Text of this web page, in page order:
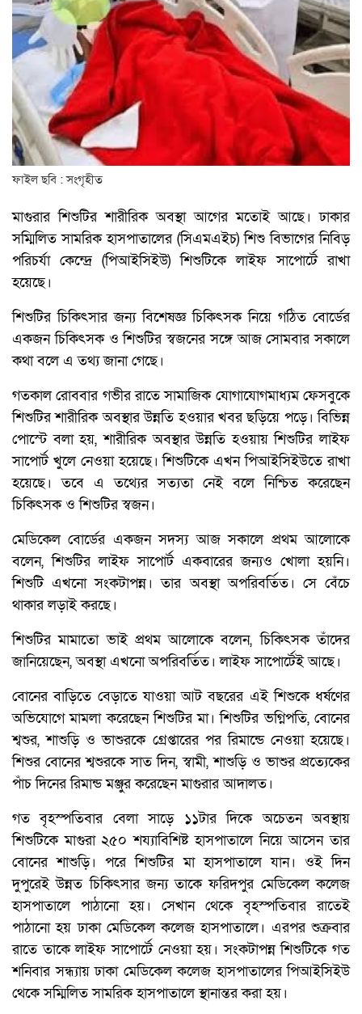
ফাইল ছবি : সংগৃহীত
মাগুরার শিশুটির শারীরিক অবস্থা আগের মতোই আছে। ঢাকার
সম্মিলিত সামরিক হাসপাতালের (সিএমএইচ) শিশু বিভাগের নিবিড়
পরিচর্যা কেন্দ্রে (পিআইসিইউ) শিশুটিকে লাইফ সাপোর্টে রাখা
হয়েছে।
শিশুটির চিকিৎসার জন্য বিশেষজ্ঞ চিকিৎসক নিয়ে গঠিত বোর্ডের
একজন চিকিৎসক ও শিশুটির স্বজনের সঙ্গে আজ সোমবার সকালে
কথা বলে এ তথ্য জানা গেছে।
গতকাল রোববার গভীর রাতে সামাজিক যোগাযোগমাধ্যম ফেসবুকে
শিশুটির শারীরিক অবস্থার উন্নতি হওয়ার খবর ছড়িয়ে পড়ে। বিভিন্ন
পোস্টে বলা হয়, শারীরিক অবস্থার উন্নতি হওয়ায় শিশুটির লাইফ
সাপোর্ট খুলে নেওয়া হয়েছে। শিশুটিকে এখন পিআইসিইউতে রাখা
হয়েছে। তবে এ তথ্যের সত্যতা নেই বলে নিশ্চিত করেছেন
চিকিৎসক ও শিশুটির স্বজন।
মেডিকেল বোর্ডের একজন সদস্য আজ সকালে প্রথম আলোকে
বলেন, শিশুটির লাইফ সাপোর্ট একবারের জন্যও খোলা হয়নি।
শিশুটি এখনো সংকটাপন্ন। তার অবস্থা অপরিবর্তিত। সে বেঁচে
থাকার লড়াই করছে।
শিশুটির মামাতো ভাই প্রথম আলোকে বলেন, চিকিৎসক তাঁদের
জানিয়েছেন, অবস্থা এখনো অপরিবর্তিত। লাইফ সাপোর্টেই আছে।
বোনের বাড়িতে বেড়াতে যাওয়া আট বছরের এই শিশুকে ধর্ষণের
অভিযোগে মামলা করেছেন শিশুটির মা। শিশুটির ভগ্নিপতি, বোনের
শ্বশুর, শাশুড়ি ও ভাশুরকে গ্রেপ্তারের পর রিমান্ডে নেওয়া হয়েছে।
শিশুর বোনের শ্বশুরকে সাত দিন, স্বামী, শাশুড়ি ও ভাশুর প্রত্যেকের
পাঁচ দিনের রিমান্ড মঞ্জুর করেছেন মাগুরার আদালত।
গত বৃহস্পতিবার বেলা সাড়ে ১১টার দিকে অচেতন অবস্থায়
শিশুটিকে মাগুরা ২৫০ শয্যাবিশিষ্ট হাসপাতালে নিয়ে আসেন তার
বোনের শাশুড়ি। পরে শিশুটির মা হাসপাতালে যান। ওই দিন
দুপুরেই উন্নত চিকিৎসার জন্য তাকে ফরিদপুর মেডিকেল কলেজ
হাসপাতালে পাঠানো হয়। সেখান থেকে বৃহস্পতিবার রাতেই
পাঠানো হয় ঢাকা মেডিকেল কলেজ হাসপাতালে। এরপর শুক্রবার
রাতে তাকে লাইফ সাপোর্টে নেওয়া হয়। সংকটাপন্ন শিশুটিকে গত
শনিবার সন্ধ্যায় ঢাকা মেডিকেল কলেজ হাসপাতালের পিআইসিইউ
থেকে সম্মিলিত সামরিক হাসপাতালে স্থানান্তর করা হয়।